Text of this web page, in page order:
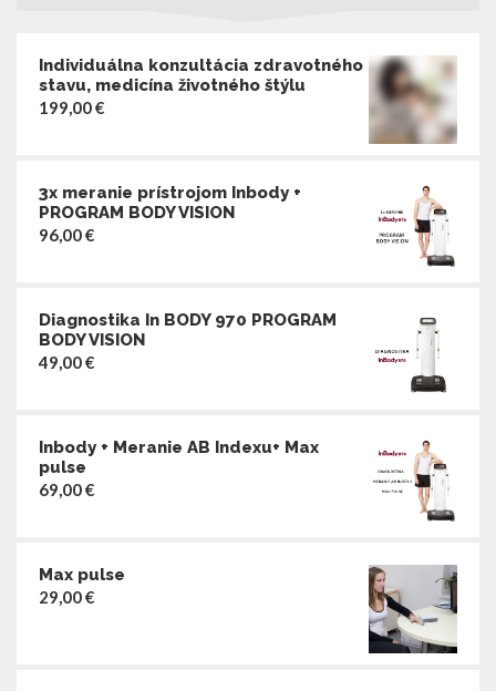
Individuálna konzultácia zdravotného
stavu, medicína životného štýlu
199,00€
3x meranie prístrojom Inbody +
PROGRAM BODY VISION
96,00€
Diagnostika In BODY 970 PROGRAM
BODY VISION
49,00€
Inbody + Meranie AB Indexu+ Max
pulse
69,00€
Max pulse
29,00€